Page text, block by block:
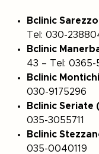
Bclinic
Tel: 030-
Bclinic
43 – Tel:
Bclinic
030-9175296
Bclinic Seriate
035-3055711
Bclinic
035-0040119